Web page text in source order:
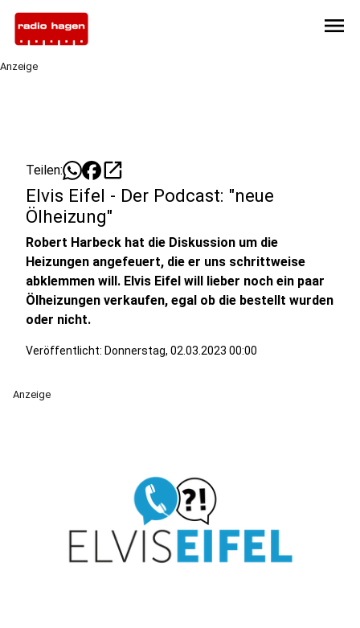
menu
Anzeige
Teilen: open_in_new
Elvis Eifel - Der Podcast: "neue
Ölheizung"
Robert Harbeck hat die Diskussion um die
Heizungen angefeuert, die er uns schrittweise
abklemmen will. Elvis Eifel will lieber noch ein paar
Ölheizungen verkaufen, egal ob die bestellt wurden
oder nicht.
Veröffentlicht: Donnerstag, 02.03.2023 00:00
Anzeige